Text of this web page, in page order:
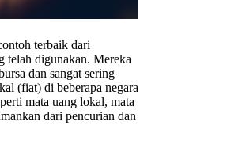
terbaik dari
telah digunakan. Mereka
dan sangat sering
(fiat) di beberapa negara
mata uang lokal, mata
dari pencurian dan